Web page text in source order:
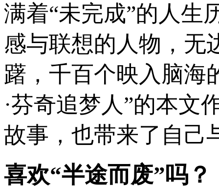
满着“未完成”的人
感与联想的人物，无
躇，千百个映入脑海
·芬奇追梦人”的本文
故事，也带来了自己
喜欢“半途而废”吗？